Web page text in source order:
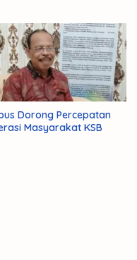
Dorong Percepatan
Masyarakat KSB